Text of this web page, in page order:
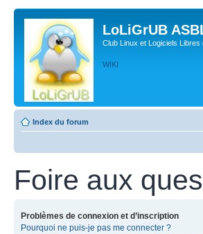
LoLiGrUB
Club Linux et Logiciels
WIKI
Index du forum
Foire aux
Problèmes de connexion et d’inscription
Pourquoi ne puis-je pas me connecter ?